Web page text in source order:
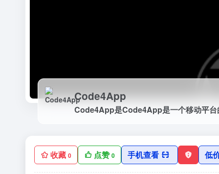
Code4App
Code4App是Code4App是一个移动平台
收藏 0 点赞0 手机查看 低